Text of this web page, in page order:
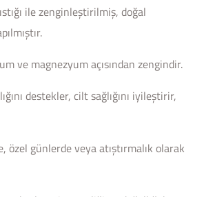
ile zenginleştirilmiş, doğal
ve magnezyum açısından zengindir.
destekler, cilt sağlığını iyileştirir,
özel günlerde veya atıştırmalık olarak